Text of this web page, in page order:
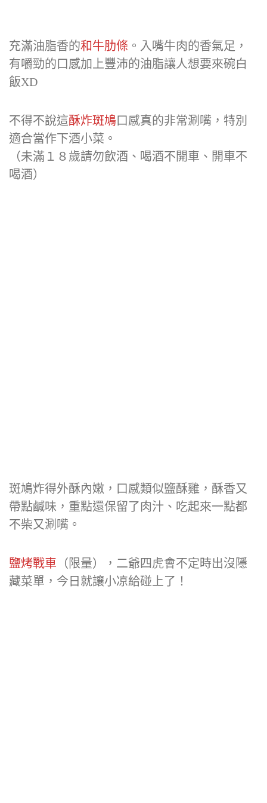
充滿油脂香的和牛肋條 。入嘴牛肉的香氣足，
有嚼勁的口感加上豐沛的油脂讓人想要來碗白
飯XD
不得不說這酥炸斑鳩口感真的非常涮嘴，特別
適合當作下酒小菜。
（未滿１８歲請勿飲酒、喝酒不開車、開車不
喝酒）
斑鳩炸得外酥內嫩，口感類似鹽酥雞，酥香又
帶點鹹味，重點還保留了肉汁、吃起來一點都
不柴又涮嘴。
鹽烤戰車 （限量），二爺四虎會不定時出沒隱
藏菜單，今日就讓小凉給碰上了！